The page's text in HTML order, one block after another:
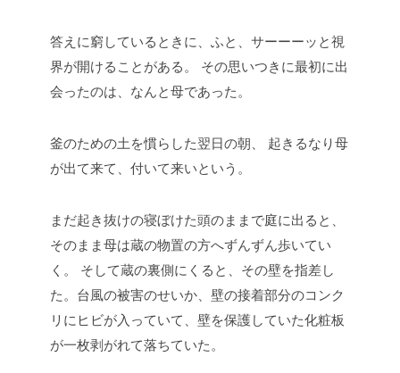
答えに窮しているときに、ふと、サーーーッと視
界が開けることがある。
その思いつきに最初に出
会ったのは、なんと母であった。
釜のための土を慣らした翌日の朝、
起きるなり母
が出て来て、付いて来いという。
まだ起き抜けの寝ぼけた頭のままで庭に出ると、
そのまま母は蔵の物置の方へずんずん歩いてい
く。
そして蔵の裏側にくると、その壁を指差し
た。台風の被害のせいか、壁の接着部分のコンク
リにヒビが入っていて、壁を保護していた化粧板
が一枚剥がれて落ちていた。